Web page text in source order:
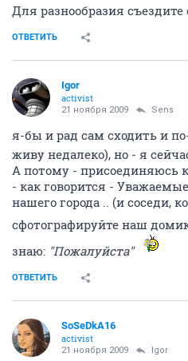
Для разнообразия
ОТВЕТИТЬ
Igor
activist
21 ноября 2009 Sens
я-бы и рад сам сходить и
живу недалеко), но - я
А потому - присоединяюсь
- как говорится -
нашего города .. (и соседи,
сфотографируйте наш
знаю: "Пожалуйста"
ОТВЕТИТЬ
SoSeDkA16
activist
21 ноября 2009 Igor